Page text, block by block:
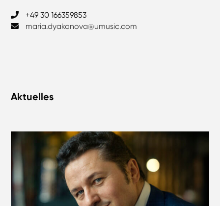
+49 30 166359853
maria.dyakonova@umusic.com
Aktuelles